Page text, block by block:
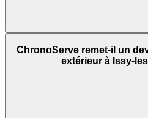
ChronoServe remet-il un
extérieur à Issy-